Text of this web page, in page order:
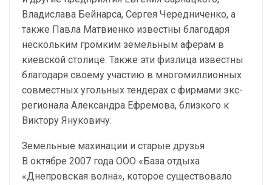
Владислава Бейнарса, Сергея Чередниченко, а
также Павла Матвиенко известны благодаря
нескольким громким земельным аферам в
киевской столице. Также эти физлица известны
благодаря своему участию в многомиллионных
совместных угольных тендерах с фирмами экс-
регионала Александра Ефремова, близкого к
Виктору Януковичу.
Земельные махинации и старые друзья
В октябре 2007 года ООО «База отдыха
«Днепровская волна», которое существовало